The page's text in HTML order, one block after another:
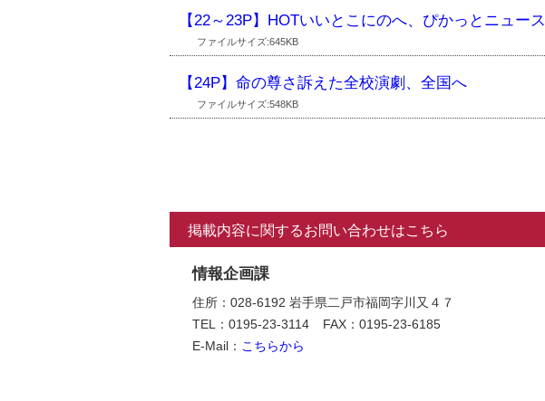
【22～23P】HOTいいとこにのへ、ぴかっとニュース
ファイルサイズ:645KB
【24P】命の尊さ訴えた全校演劇、全国へ
ファイルサイズ:548KB
掲載内容に関するお問い合わせはこちら
情報企画課
住所：028-6192 岩手県二戸市福岡字川又４７
TEL：0195-23-3114
FAX：0195-23-6185
E-Mail： こちらから